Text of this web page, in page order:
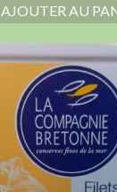
AJOUTER AU